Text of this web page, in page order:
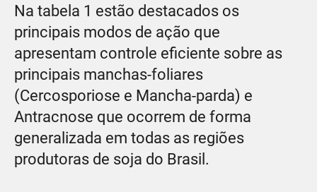
Na tabela 1 estão destacados os
principais modos de ação que
apresentam controle eficiente sobre as
principais manchas-foliares
(Cercosporiose e Mancha-parda) e
Antracnose que ocorrem de forma
generalizada em todas as regiões
produtoras de soja do Brasil.